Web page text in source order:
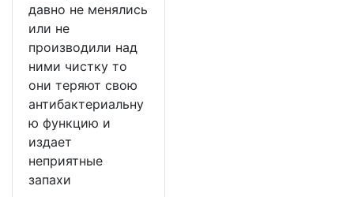
давно не менялись
или не
производили над
ними чистку то
они теряют свою
антибактериальну
ю функцию и
издает
неприятные
запахи